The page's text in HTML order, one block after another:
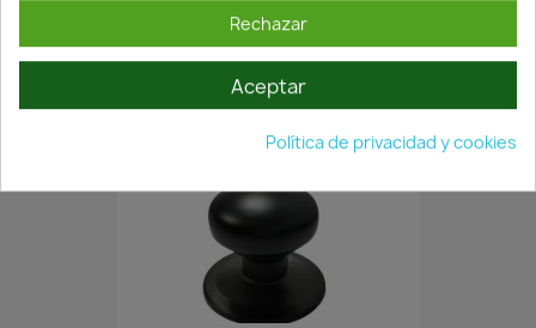
POMO PUERTA CUADRADO...
66,77 €53,41 €
Rechazar
Aceptar
Política de privacidad y cookies